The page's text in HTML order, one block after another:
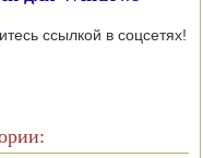
ссылкой в соцсетях!